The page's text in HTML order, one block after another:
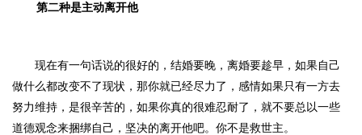
第二种是主动离开他
现在有一句话说的很好的， 结婚要晚，离婚要趁早 ，如果自己
做什么都改变不了现状，那你就已经尽力了，感情如果只有一方去
努力维持，是很辛苦的，如果你真的很难忍耐了，就不要总以一些
道德观念来捆绑自己，坚决的离开他吧。你不是救世主。